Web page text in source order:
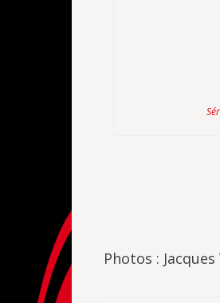
Photos : Jacques